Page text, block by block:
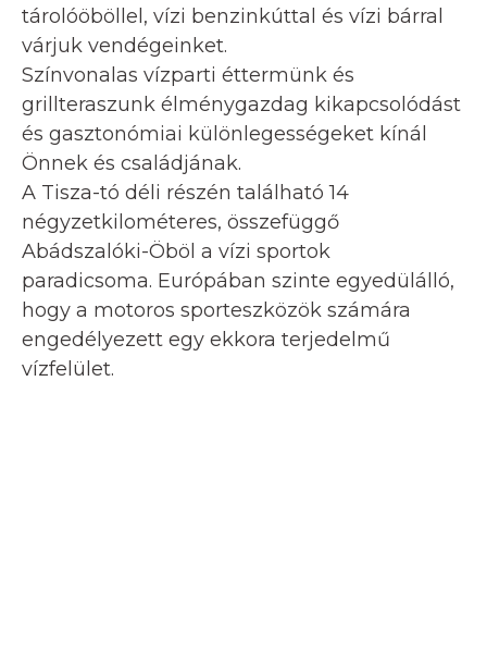
tárolóöböllel, vízi benzinkúttal és vízi bárral
várjuk vendégeinket.
Színvonalas vízparti éttermünk és
grillteraszunk élménygazdag kikapcsolódást
és gasztonómiai különlegességeket kínál
Önnek és családjának.
A Tisza-tó déli részén található 14
négyzetkilométeres, összefüggő
Abádszalóki-Öböl a vízi sportok
paradicsoma. Európában szinte egyedülálló,
hogy a motoros sporteszközök számára
engedélyezett egy ekkora terjedelmű
vízfelület.